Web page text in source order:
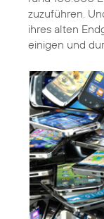
zuzuführen.
ihres alten
einigen und